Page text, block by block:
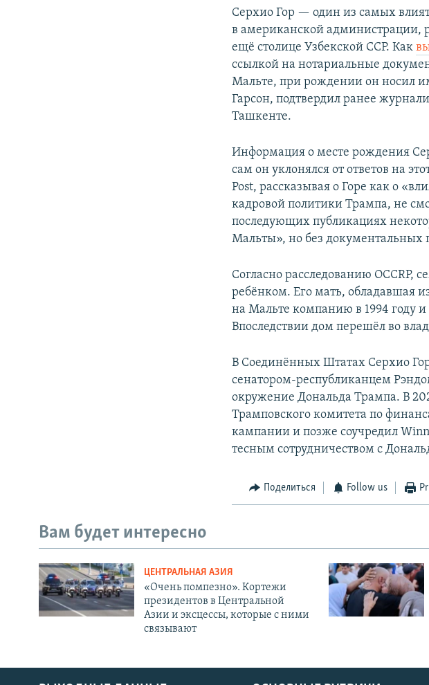
Серхио Гор — один из самых
в американской администрации,
ещё столице Узбекской ССР. Как
ссылкой на нотариальные
Мальте, при рождении он носил
Гарсон, подтвердил ранее
Ташкенте.
Информация о месте рождения
сам он уклонялся от ответов на
Post, рассказывая о Горе как о
кадровой политики Трампа, не
последующих публикациях
Мальты», но без документальных
Согласно расследованию
ребёнком. Его мать, обладавшая
на Мальте компанию в 1994 году
Впоследствии дом перешёл во
В Соединённых Штатах Серхио
сенатором-республиканцем
окружение Дональда Трампа. В
Трамповского комитета по
кампании и позже соучредил
тесным сотрудничеством с
Поделиться Follow us
Вам будет интересно
ЦЕНТРАЛЬНАЯ АЗИЯ
«Очень помпезно». Кортежи
президентов в Центральной
Азии и эксцессы, которые с ними
связывают